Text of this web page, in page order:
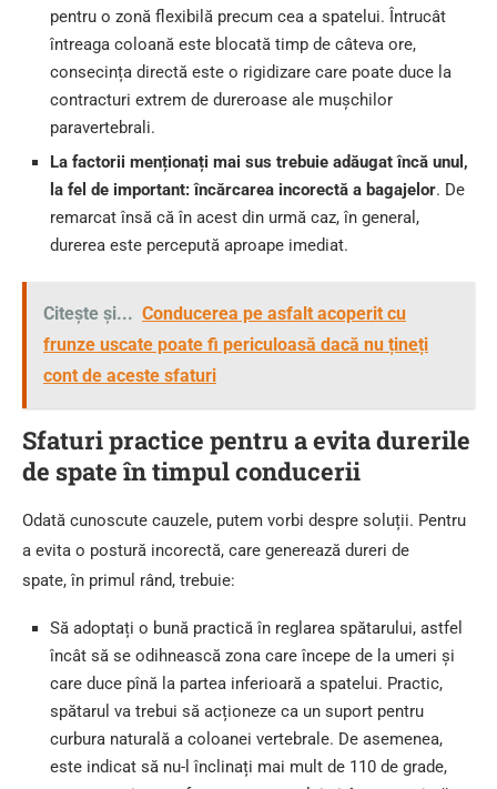
pentru o zonă flexibilă precum cea a spatelui. Întrucât
întreaga coloană este blocată timp de câteva ore,
consecința directă este o rigidizare care poate duce la
contracturi extrem de dureroase ale mușchilor
paravertebrali.
La factorii menționați mai sus trebuie adăugat încă unul,
la fel de important: încărcarea incorectă a bagajelor. De
remarcat însă că în acest din urmă caz, în general,
durerea este percepută aproape imediat.
Citește și... Conducerea pe asfalt acoperit cu
frunze uscate poate fi periculoasă dacă nu țineți
cont de aceste sfaturi
Sfaturi practice pentru a evita durerile
de spate în timpul conducerii
Odată cunoscute cauzele, putem vorbi despre soluții. Pentru
a evita o postură incorectă, care generează dureri de
spate, în primul rând, trebuie:
Să adoptați o bună practică în reglarea spătarului, astfel
încât să se odihnească zona care începe de la umeri și
care duce pînă la partea inferioară a spatelui. Practic,
spătarul va trebui să acționeze ca un suport pentru
curbura naturală a coloanei vertebrale. De asemenea,
este indicat să nu-l înclinați mai mult de 110 de grade,